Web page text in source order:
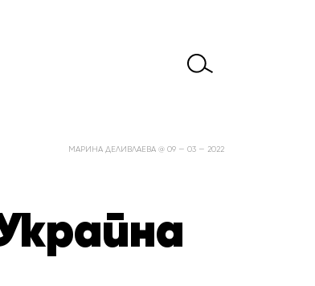
МАРИНА ДЕЛИВЛАЕВА @ 09 — 03 — 2022